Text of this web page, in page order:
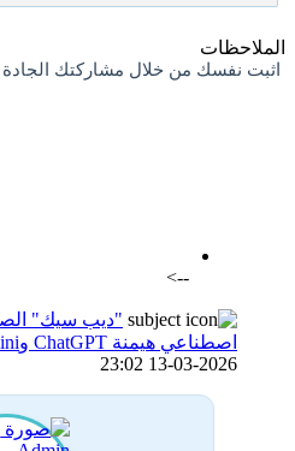
الملاحظات
اثبت نفسك من خلال مشاركتك الجادة
-->
"ديب سيك"
اصطناعي هيمنة ChatGPT وGemini
13-03-2026 23:02